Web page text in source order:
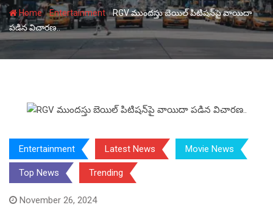
Home-Entertainment-RGV ముందస్తు బెయిల్‌ పిటిషన్‌పై వాయిదా
పడిన విచారణ..
Entertainment Latest News Movie News
Top News Trending
November 26, 2024